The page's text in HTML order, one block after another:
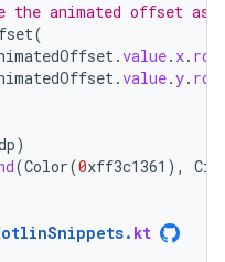
the animated offset
(
.value. x.
.value.y.
)
(Color(0xff3c1361 ),
. kt